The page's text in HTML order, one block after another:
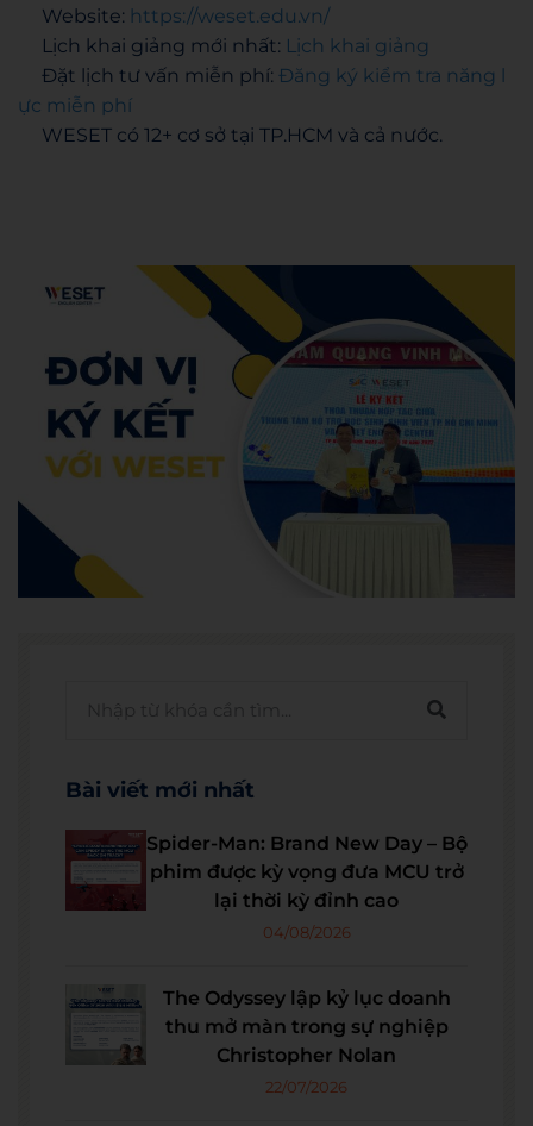
Website: https://weset.edu.vn/
Lịch khai giảng mới nhất: Lịch khai giảng
Đặt lịch tư vấn miễn phí: Đăng ký kiểm tra năng l
ực miễn phí
WESET có 12+ cơ sở tại TP.HCM và cả nước.
Bài viết mới nhất
Spider-Man: Brand New Day – Bộ
phim được kỳ vọng đưa MCU trở
lại thời kỳ đỉnh cao
04/08/2026
The Odyssey lập kỷ lục doanh
thu mở màn trong sự nghiệp
Christopher Nolan
22/07/2026